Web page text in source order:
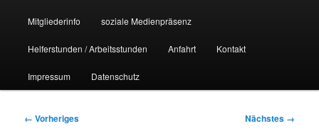
Mitgliederinfo soziale Medienpräsenz
Helferstunden / Arbeitsstunden Anfahrt Kontakt
Impressum Datenschutz
Bilder-
← Vorheriges Nächstes →